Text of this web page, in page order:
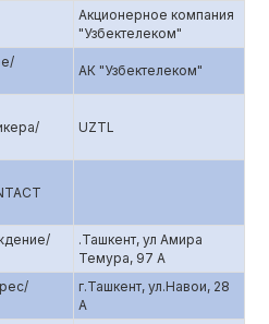
Акционерное компания
"Узбектелеком"
АК "Узбектелеком"
UZTL
.Ташкент, ул Амира
Темура, 97 А
г.Ташкент, ул.Навои, 28
А